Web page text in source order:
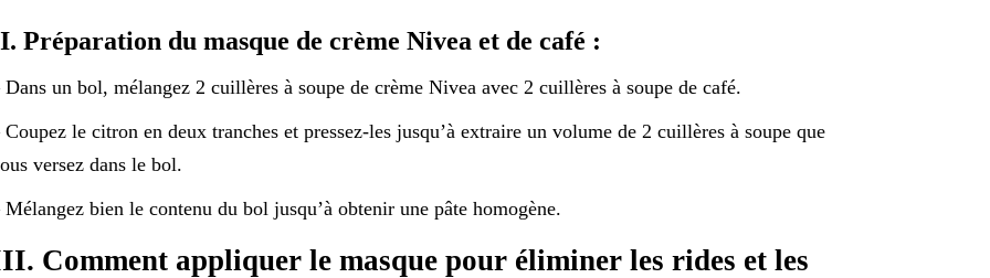
Préparation du masque de crème Nivea et de café :
Dans un bol, mélangez 2 cuillères à soupe de crème Nivea avec 2 cuillères à soupe de café.
Coupez le citron en deux tranches et pressez-les jusqu’à extraire un volume de 2 cuillères à soupe que
versez dans le bol.
Mélangez bien le contenu du bol jusqu’à obtenir une pâte homogène.
Comment appliquer le masque pour éliminer les rides et les